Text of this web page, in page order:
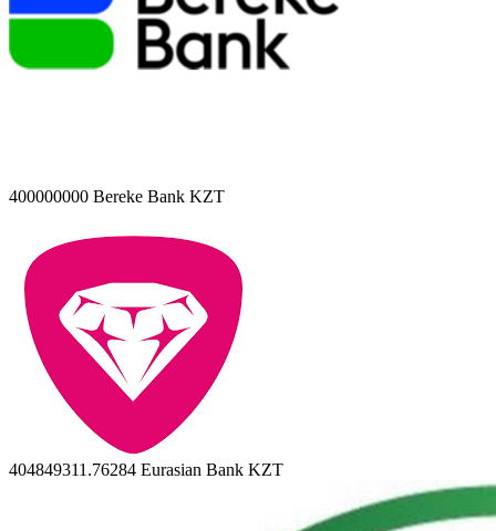
400000000 Bereke Bank KZT
404849311.76284 Eurasian Bank KZT